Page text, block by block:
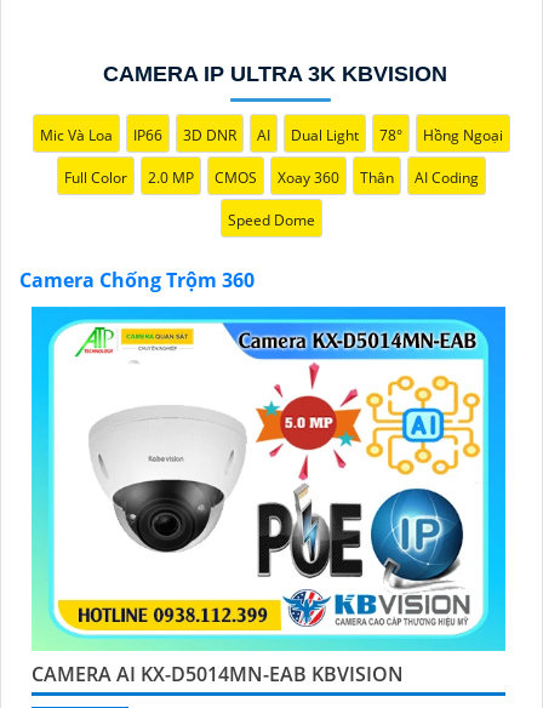
Ứng dụng camera wifi 360 chống trộm không chỉ
dành cho gia đình mà còn phù hợp cho văn phòng,
cửa hàng với chi phí tiết kiệm, đẳng cấp an ninh mà
không tốn kém.
CAMERA IP ULTRA 3K KBVISION
Mic Và Loa IP66 3D DNR AI Dual Light 78° Hồng Ngoại
Full Color 2.0 MP CMOS Xoay 360 Thân AI Coding
Speed Dome
Camera Chống Trộm 360
CAMERA AI KX-D5014MN-EAB KBVISION